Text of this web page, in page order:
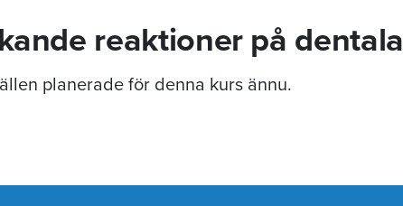
reaktioner på
planerade för denna kurs ännu.